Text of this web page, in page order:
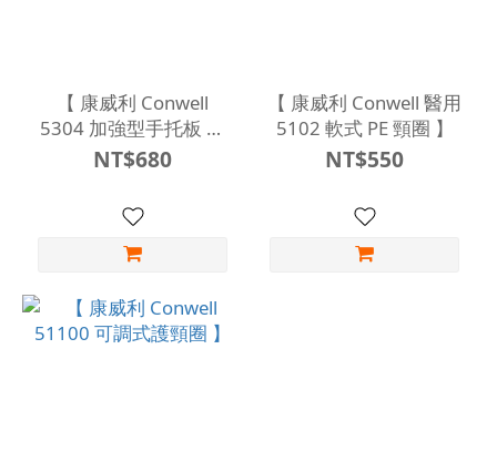
【 康威利 Conwell
5304 加強型手托板 手
托板 護手 護具 】
NT$680
【 康威利 Conwell 醫用
5102 軟式 PE 頸圈 】
NT$550